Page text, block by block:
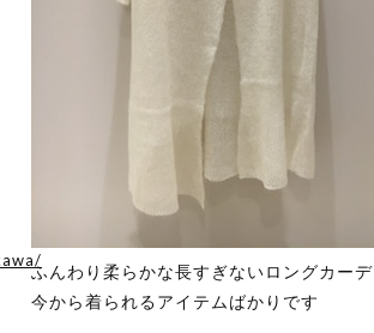
ふんわり柔らかな長すぎないロングカーデ
今から着られるアイテムばかりです